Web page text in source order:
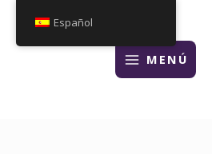
MENÚ
Español